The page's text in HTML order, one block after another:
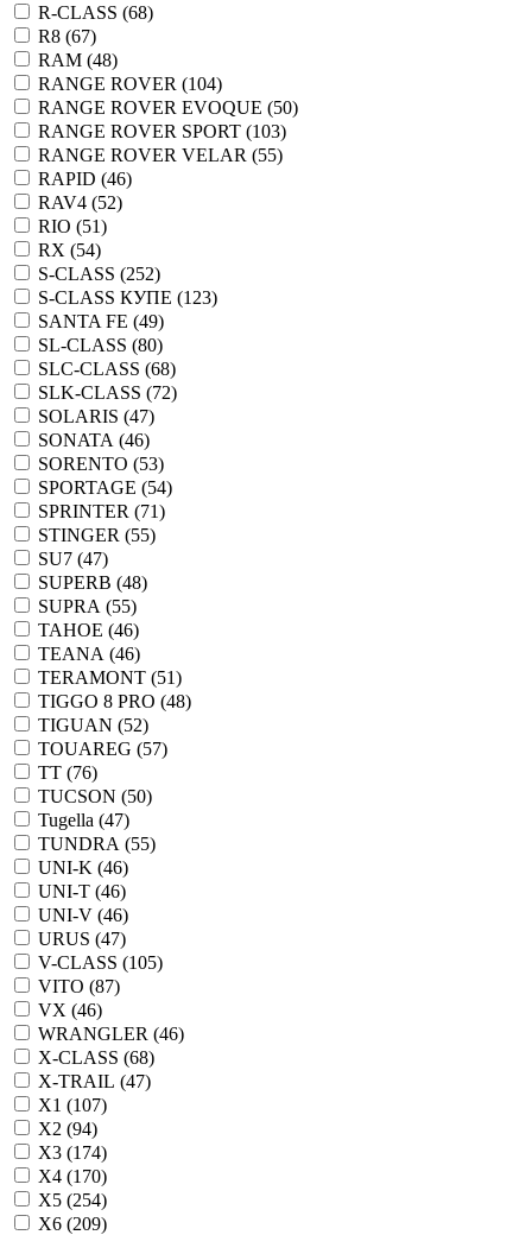
R-CLASS (68)
R8 (67)
RAM (48)
RANGE ROVER (104)
RANGE ROVER EVOQUE (50)
RANGE ROVER SPORT (103)
RANGE ROVER VELAR (55)
RAPID (46)
RAV4 (52)
RIO (51)
RX (54)
S-CLASS (252)
S-CLASS КУПЕ (123)
SANTA FE (49)
SL-CLASS (80)
SLC-CLASS (68)
SLK-CLASS (72)
SOLARIS (47)
SONATA (46)
SORENTO (53)
SPORTAGE (54)
SPRINTER (71)
STINGER (55)
SU7 (47)
SUPERB (48)
SUPRA (55)
TAHOE (46)
TEANA (46)
TERAMONT (51)
TIGGO 8 PRO (48)
TIGUAN (52)
TOUAREG (57)
TT (76)
TUCSON (50)
Tugella (47)
TUNDRA (55)
UNI-K (46)
UNI-T (46)
UNI-V (46)
URUS (47)
V-CLASS (105)
VITO (87)
VX (46)
WRANGLER (46)
X-CLASS (68)
X-TRAIL (47)
X1 (107)
X2 (94)
X3 (174)
X4 (170)
X5 (254)
X6 (209)